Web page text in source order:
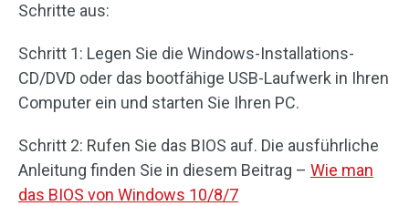
Schritte aus:
Schritt 1: Legen Sie die Windows-Installations-
CD/DVD oder das bootfähige USB-Laufwerk in Ihren
Computer ein und starten Sie Ihren PC.
Schritt 2: Rufen Sie das BIOS auf. Die ausführliche
Anleitung finden Sie in diesem Beitrag – Wie man
das BIOS von Windows 10/8/7